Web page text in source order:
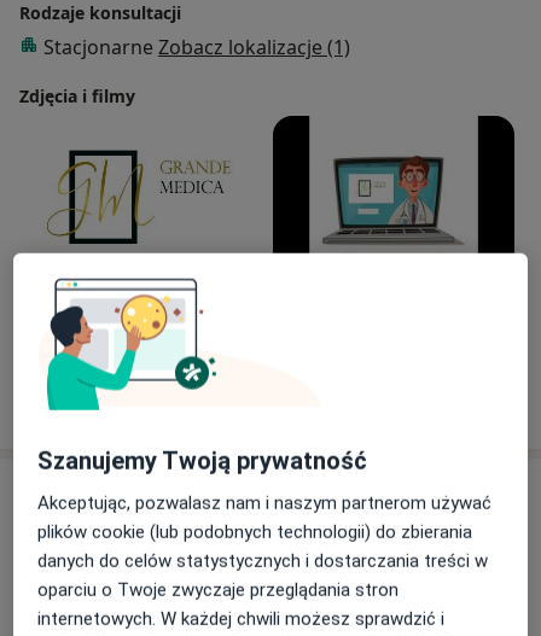
Rodzaje konsultacji
Stacjonarne Zobacz lokalizacje (1)
Zdjęcia i filmy
Zobacz galerię (2)
Usługi i ceny
Konsultacja gastrologiczna
Od 300 zł Szczegóły Umów wizytę
Szanujemy Twoją prywatność
Akceptując, pozwalasz nam i naszym partnerom używać
plików cookie (lub podobnych technologii) do zbierania
danych do celów statystycznych i dostarczania treści w
oparciu o Twoje zwyczaje przeglądania stron
internetowych. W każdej chwili możesz sprawdzić i